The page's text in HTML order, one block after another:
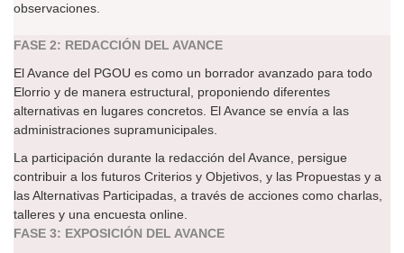
observaciones.
FASE 2: REDACCIÓN DEL AVANCE
El Avance del PGOU es como un borrador avanzado para todo
Elorrio y de manera estructural, proponiendo diferentes
alternativas en lugares concretos. El Avance se envía a las
administraciones supramunicipales.
La participación durante la redacción del Avance, persigue
contribuir a los futuros Criterios y Objetivos, y las Propuestas y a
las Alternativas Participadas, a través de acciones como charlas,
talleres y una encuesta online.
FASE 3: EXPOSICIÓN DEL AVANCE